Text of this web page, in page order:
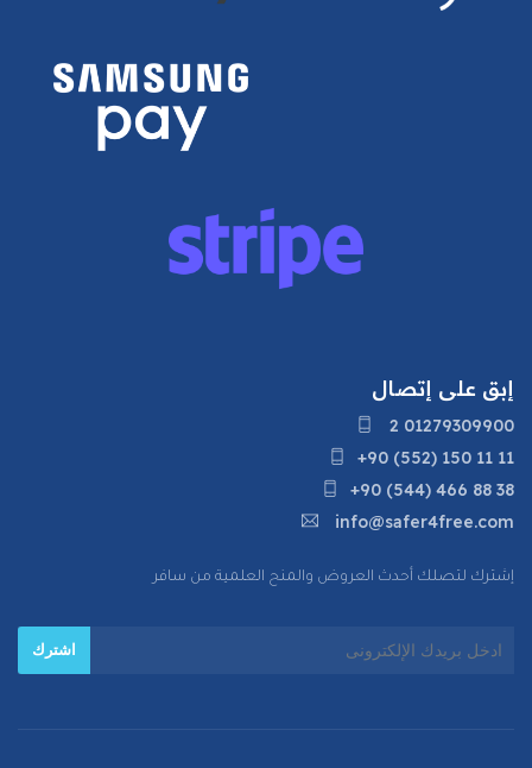
إبق على إتصال
2 01279309900
+90 (552) 150 11 11
+90 (544) 466 88 38
info@safer4free.com
إشترك لتصلك أحدث العروض والمنح العلمية من سافر